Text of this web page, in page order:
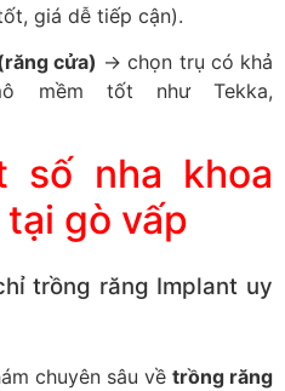
giá dễ tiếp cận).
cửa) → chọn trụ có khả
mềm tốt như Tekka,
số nha khoa
gò vấp
trồng răng Implant uy
chuyên sâu về trồng răng